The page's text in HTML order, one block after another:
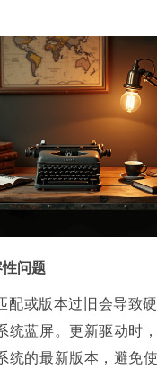
问题
配或版本过旧会导致
统蓝屏。更新驱动时
统的最新版本，避免